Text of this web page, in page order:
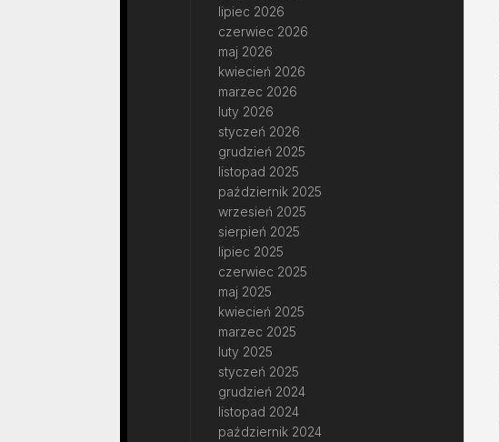
lipiec 2026
czerwiec 2026
maj 2026
kwiecień 2026
marzec 2026
luty 2026
styczeń 2026
grudzień 2025
listopad 2025
październik 2025
wrzesień 2025
sierpień 2025
lipiec 2025
czerwiec 2025
maj 2025
kwiecień 2025
marzec 2025
luty 2025
styczeń 2025
grudzień 2024
listopad 2024
październik 2024